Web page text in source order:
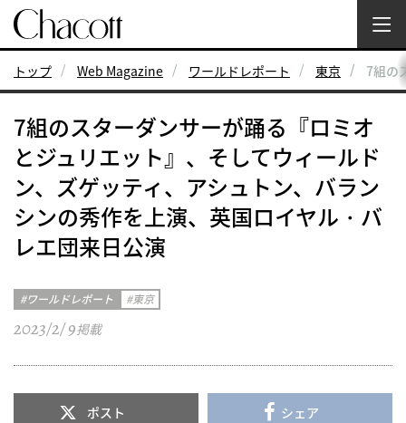
トップ Web Magazine ワールドレポート 東京 7組の
7組のスターダンサーが踊る『ロミオ
とジュリエット』、そしてウィールド
ン、ズゲッティ、アシュトン、バラン
シンの秀作を上演、英国ロイヤル・バ
レエ団来日公演
ワールドレポート 東京
2023/2/ 9掲載
ポスト シェア